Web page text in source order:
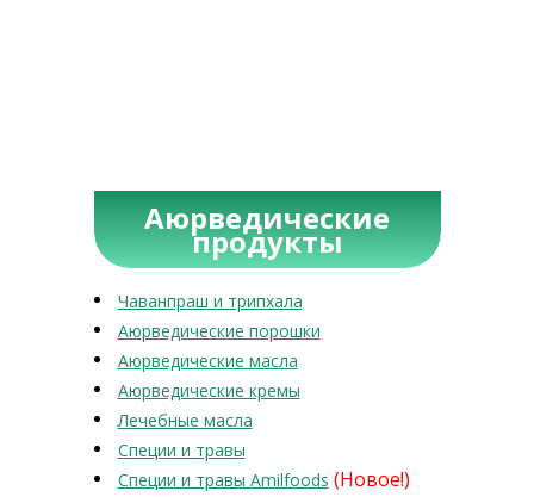
Аюрведические
продукты
Чаванпраш и трипхала
Аюрведические порошки
Аюрведические масла
Аюрведические кремы
Лечебные масла
Специи и травы
Специи и травы Amilfoods (Новое!)